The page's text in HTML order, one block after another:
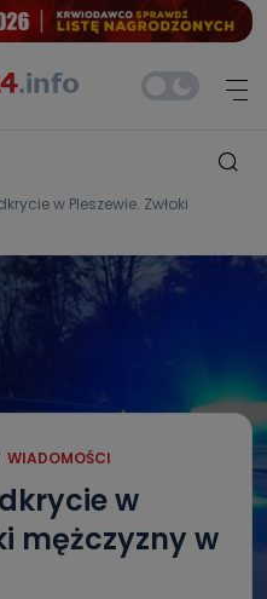
w Pleszewie. Zwłoki
WIADOMOŚCI
w
mężczyzny w